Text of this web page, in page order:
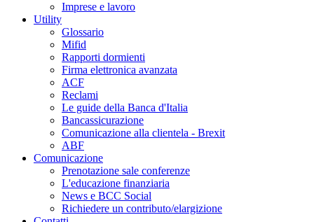
Imprese e lavoro
Utility
Glossario
Mifid
Rapporti dormienti
Firma elettronica avanzata
ACF
Reclami
Le guide della Banca d'Italia
Bancassicurazione
Comunicazione alla clientela - Brexit
ABF
Comunicazione
Prenotazione sale conferenze
L'educazione finanziaria
News e BCC Social
Richiedere un contributo/elargizione